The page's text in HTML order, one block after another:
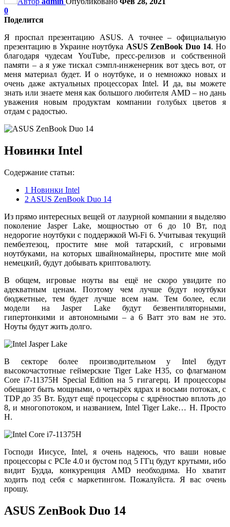
0
Поделится
Я проспал презентацию ASUS. А точнее – официальную
презентацию в Украине ноутбука ASUS ZenBook Duo 14. Но
благодаря чудесам YouTube, пресс-релизов и собственной
памяти – а я уже тискал сэмпл-инженерник вот здесь вот, от
меня материал будет. И о ноутбуке, и о немножко новых и
очень даже актуальных процессорах Intel. И да, вы можете
знать или знаете меня как большого любителя AMD – но дань
уважения новым продуктам компании голубых цветов я
отдам с радостью.
Новинки Intel
Содержание статьи:
1 Новинки Intel
2 ASUS ZenBook Duo 14
Из прямо интересных вещей от лазурной компании я выделяю
поколение Jasper Lake, мощностью от 6 до 10 Вт, под
недорогие ноутбуки с поддержкой Wi-Fi 6. Учитывая текущий
пембезтезоц, простите мне мой татарский, с игровыми
ноутбуками, на которых швайномайнеры, простите мне мой
немецкий, будут добывать криптовалюту.
В общем, игровые ноуты вы ещё не скоро увидите по
адекватным ценам. Поэтому чем лучше будут ноутбуки
бюджетные, тем будет лучше всем нам. Тем более, если
модели на Jasper Lake будут безвентиляторными,
гипертонкими и автономными – а 6 Ватт это вам не это.
Ноуты будут жить долго.
В секторе более производительном у Intel будут
высокочастотные геймерские Tiger Lake H35, со флагманом
Core i7-11375H Special Edition на 5 гигагерц. И процессоры
обещают быть мощными, о четырёх ядрах и восьми потоках, с
TDP до 35 Вт. Будут ещё процессоры с ядрёностью вплоть до
8, и многопотоком, и названием, Intel Tiger Lake… H. Просто
H.
Господи Иисусе, Intel, я очень надеюсь, что ваши новые
процессоры с PCIe 4.0 и бустом под 5 ГГц будут крутыми, ибо
видит Будда, конкуренция AMD необходима. Но хватит
ходить под себя с маркетингом. Пожалуйста. Я вас очень
прошу.
ASUS ZenBook Duo 14